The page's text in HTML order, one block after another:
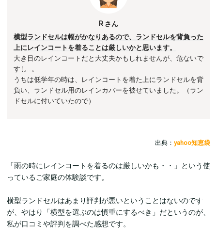
R さん
横型ランドセルは幅がかなりあるので、ランドセルを背負った
上にレインコートを着ることは厳しいかと思います。
大き目のレインコートだと大丈夫かもしれませんが、危ないで
すし…。
うちは低学年の時は、レインコートを着た上にランドセルを背
負い、ランドセル用のレインカバーを被せていました。（ラン
ドセルに付いていたので）
出典： yahoo知恵袋
「雨の時にレインコートを着るのは厳しいかも・・」という使
っているご家庭の体験談です。
横型ランドセルはあまり評判が悪いということはないのです
が、やはり「横型を選ぶのは慎重にするべき」だというのが、
私が口コミや評判を調べた感想です。